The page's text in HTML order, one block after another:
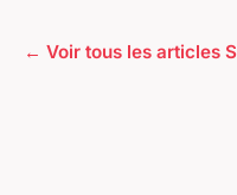
← Voir tous les articles